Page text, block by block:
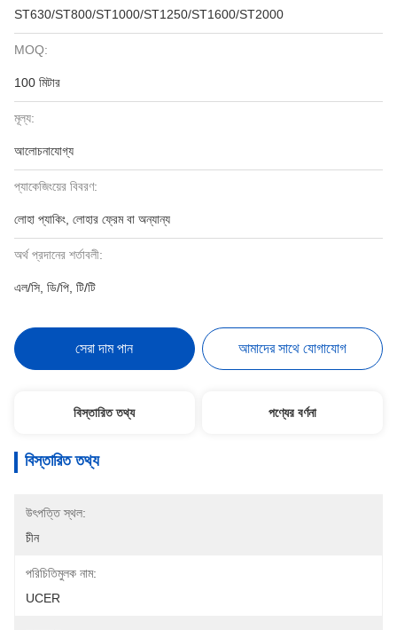
ST630/ST800/ST1000/ST1250/ST1600/ST2000
MOQ:
100 মিটার
মূল্য:
আলোচনাযোগ্য
প্যাকেজিংয়ের বিবরণ:
লোহা প্যাকিং, লোহার ফ্রেম বা অন্যান্য
অর্থ প্রদানের শর্তাবলী:
এল/সি, ডি/পি, টি/টি
সেরা দাম পান আমাদের সাথে যোগাযোগ
বিস্তারিত তথ্য পণ্যের বর্ণনা
বিস্তারিত তথ্য
উৎপত্তি স্থল:
চীন
পরিচিতিমুলক নাম:
UCER